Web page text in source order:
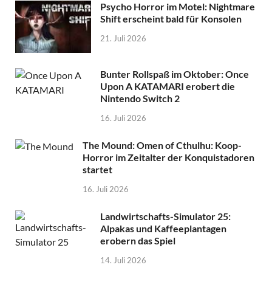
Psycho Horror im Motel: Nightmare
Shift erscheint bald für Konsolen
21. Juli 2026
Bunter Rollspaß im Oktober: Once
Upon A KATAMARI erobert die
Nintendo Switch 2
16. Juli 2026
The Mound: Omen of Cthulhu: Koop-
Horror im Zeitalter der Konquistadoren
startet
16. Juli 2026
Landwirtschafts-Simulator 25:
Alpakas und Kaffeeplantagen
erobern das Spiel
14. Juli 2026